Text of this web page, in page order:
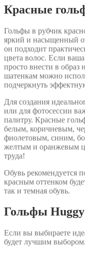
Красные
Гольфы в рубчик
яркий и насыщенный
он подходит
цвета волос. Если
просто внести в
шатенкам можно
подчеркнуть
Для создания
или для фотосессии
палитру. Красные
белым, коричневым,
фиолетовым, синим,
желтым и оранжевым
труда!
Обувь рекомендуется
красным оттенком
так и темная обувь.
Гольфы
Если вы выбираете
будет лучшим выбором.